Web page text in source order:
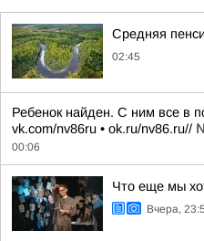
Средняя
02:45
Ребенок найден. С ним все в
vk.com/nv86ru • ok.ru/nv86.ru//
00:06
Что еще мы
Вчера,